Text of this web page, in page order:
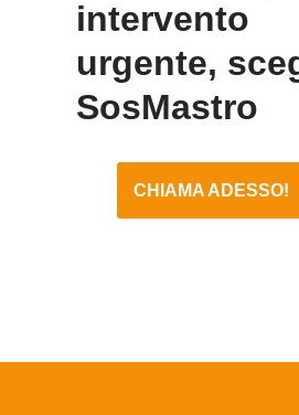
intervento
urgente,
SosMastro
CHIAMA ADESSO!